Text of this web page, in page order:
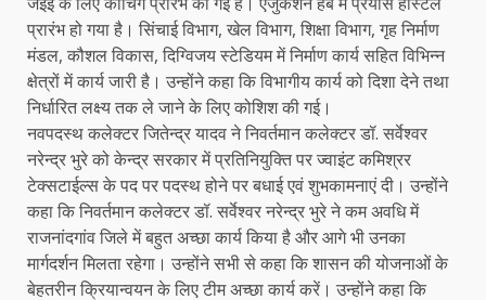
प्रारंभ हो गया है। सिंचाई विभाग, खेल विभाग, शिक्षा विभाग, गृह निर्माण
मंडल, कौशल विकास, दिग्विजय स्टेडियम में निर्माण कार्य सहित विभिन्न
क्षेत्रों में कार्य जारी है। उन्होंने कहा कि विभागीय कार्य को दिशा देने तथा
निर्धारित लक्ष्य तक ले जाने के लिए कोशिश की गई।
नवपदस्थ कलेक्टर जितेन्द्र यादव ने निवर्तमान कलेक्टर डॉ. सर्वेश्वर
नरेन्द्र भुरे को केन्द्र सरकार में प्रतिनियुक्ति पर ज्वाइंट कमिश्रर
टेक्सटाईल्स के पद पर पदस्थ होने पर बधाई एवं शुभकामनाएं दी। उन्होंने
कहा कि निवर्तमान कलेक्टर डॉ. सर्वेश्वर नरेन्द्र भुरे ने कम अवधि में
राजनांदगांव जिले में बहुत अच्छा कार्य किया है और आगे भी उनका
मार्गदर्शन मिलता रहेगा। उन्होंने सभी से कहा कि शासन की योजनाओं के
बेहतरीन क्रियान्वयन के लिए टीम अच्छा कार्य करें। उन्होंने कहा कि